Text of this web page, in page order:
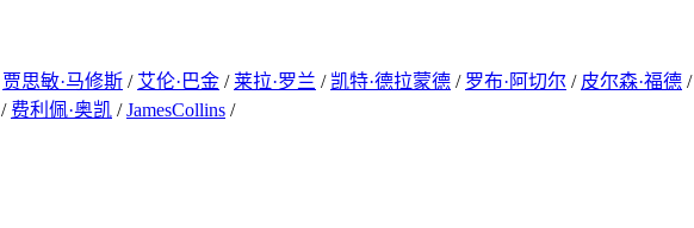
贾思敏·马修斯 / 艾伦·巴金 /莱拉·罗兰 / 凯特·德拉蒙德 / 罗布·阿切尔 / 皮尔森·福德 /
/ 费利佩·奥凯 /JamesCollins /